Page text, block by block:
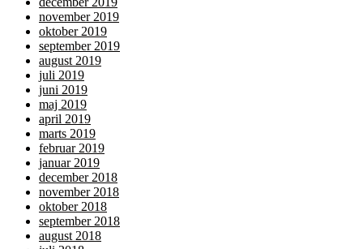
november 2019
oktober 2019
september 2019
august 2019
juli 2019
juni 2019
maj 2019
april 2019
marts 2019
februar 2019
januar 2019
december 2018
november 2018
oktober 2018
september 2018
august 2018